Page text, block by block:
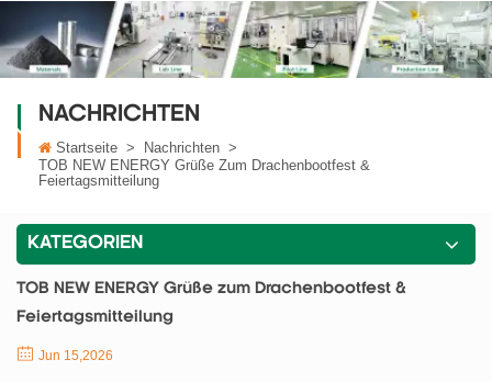
NACHRICHTEN
Startseite > Nachrichten >
TOB NEW ENERGY Grüße Zum Drachenbootfest &
Feiertagsmitteilung
KATEGORIEN
TOB NEW ENERGY Grüße zum Drachenbootfest &
Feiertagsmitteilung
Jun 15,2026